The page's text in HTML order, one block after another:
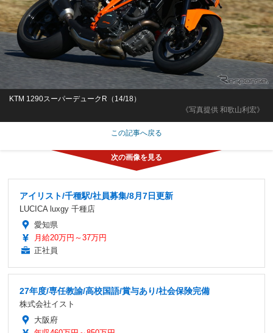
《写真提供 和歌山利宏》
KTM 1290スーパーデュークR（14/18）
この記事へ戻る
アイリスト/千種駅/社員募集/8月7日更新
LUCICA luxgy 千種店
愛知県
月給20万円～37万円
正社員
27年度/専任教諭/高校国語/賞与あり/社会保険完備
株式会社イスト
大阪府